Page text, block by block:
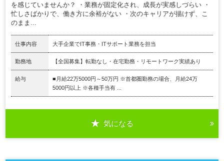
を感じていませんか？ ・業務が固定化され、成長が実感しづらい ・
忙しさばかりで、働き方に余裕がない ・次のキャリアが描けず、こ
のまま...
仕事内容 大手企業でIT事務・ITサポート業務を担当
勤務地 【全国募集】転勤なし・在宅勤務・リモートワーク実績あり
給与
■月給22万5000円～50万円 ※首都圏勤務の場合、月給24万
5000円以上 ※各種手当有 ...
気になる